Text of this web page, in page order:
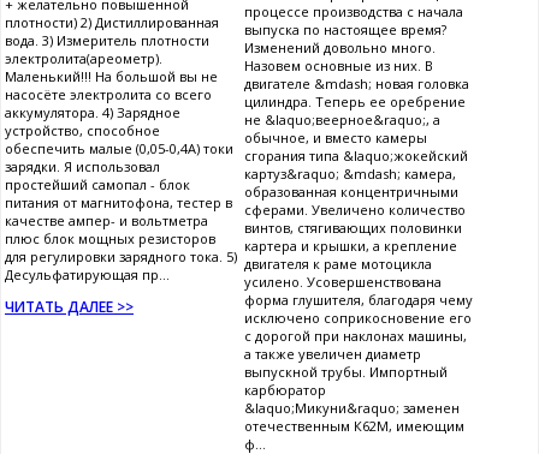
+ желательно повышенной
плотности) 2) Дистиллированная
вода. 3) Измеритель плотности
электролита(ареометр).
Маленький!!! На большой вы не
насосёте электролита со всего
аккумулятора. 4) Зарядное
устройство, способное
обеспечить малые (0,05-0,4А) токи
зарядки. Я использовал
простейший самопал - блок
питания от магнитофона, тестер в
качестве ампер- и вольтметра
плюс блок мощных резисторов
для регулировки зарядного тока. 5)
Десульфатирующая пр...
ЧИТАТЬ ДАЛЕЕ >>
процессе производства с начала
выпуска по настоящее время?
Изменений довольно много.
Назовем основные из них. В
двигателе &mdash; новая головка
цилиндра. Теперь ее оребрение
не &laquo;веерное&raquo;, а
обычное, и вместо камеры
сгорания типа &laquo;жокейский
картуз&raquo; &mdash; камера,
образованная концентричными
сферами. Увеличено количество
винтов, стягивающих половинки
картера и крышки, а крепление
двигателя к раме мотоцикла
усилено. Усовершенствована
форма глушителя, благодаря чему
исключено соприкосновение его
с дорогой при наклонах машины,
а также увеличен диаметр
выпускной трубы. Импортный
карбюратор
&laquo;Микуни&raquo; заменен
отечественным К62М, имеющим
ф...